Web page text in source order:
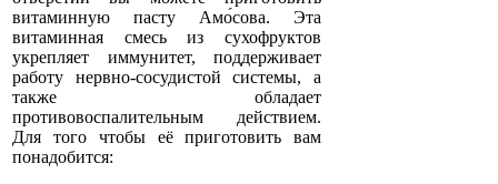
витаминную пасту Амо́сова. Эта
витаминная смесь из сухофруктов
укрепляет иммунитет, поддерживает
работу нервно-сосудистой системы, а
также обладает
противовоспалительным действием.
Для того чтобы её приготовить вам
понадобится: